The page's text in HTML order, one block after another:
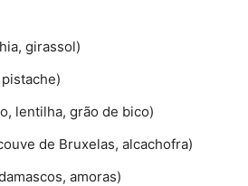
girassol)
lentilha, grão de bico)
de Bruxelas, alcachofra)
amoras)